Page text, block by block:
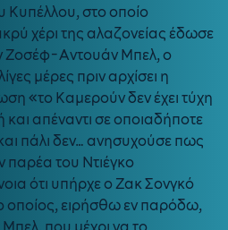
Κυπέλλου, στο οποίο
χέρι της αλαζονείας έδωσε
Ζοσέφ-Αντουάν Μπελ, ο
μέρες πριν αρχίσει η
«το Καμερούν δεν έχει τύχη
και απέναντι σε οποιαδήποτε
πάλι δεν… ανησυχούσε πως
παρέα του Ντιέγκο
ότι υπήρχε ο Ζακ Σονγκό
οποίος, ειρήσθω εν παρόδω,
που μέχρι να το